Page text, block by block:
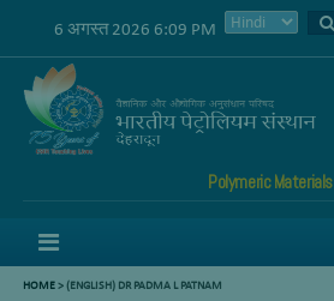
6 अगस्त 2026 6:09 PM
Polymeric Materials
HOME>(ENGLISH) DR PADMA L PATNAM